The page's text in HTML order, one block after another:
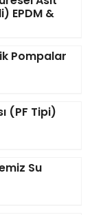
EPDM &
Pompalar
(PF Tipi)
Su